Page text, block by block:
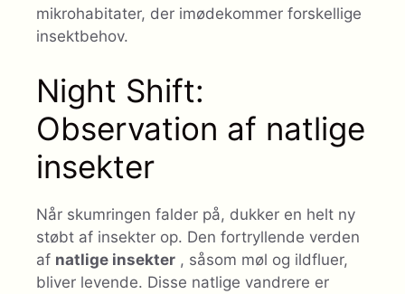
mikrohabitater, der imødekommer forskellige
insektbehov.
Night Shift:
Observation af natlige
insekter
Når skumringen falder på, dukker en helt ny
støbt af insekter op. Den fortryllende verden
af natlige insekter , såsom møl og ildfluer,
bliver levende. Disse natlige vandrere er